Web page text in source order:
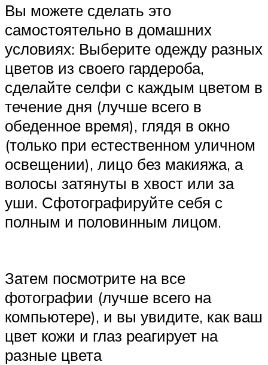
Вы можете сделать это
самостоятельно в домашних
условиях: Выберите одежду разных
цветов из своего гардероба,
сделайте селфи с каждым цветом в
течение дня (лучше всего в
обеденное время), глядя в окно
(только при естественном уличном
освещении), лицо без макияжа, а
волосы затянуты в хвост или за
уши. Сфотографируйте себя с
полным и половинным лицом.
Затем посмотрите на все
фотографии (лучше всего на
компьютере), и вы увидите, как ваш
цвет кожи и глаз реагирует на
разные цвета